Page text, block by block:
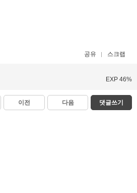
공유 스크랩
EXP 46%
이전 다음 댓글쓰기